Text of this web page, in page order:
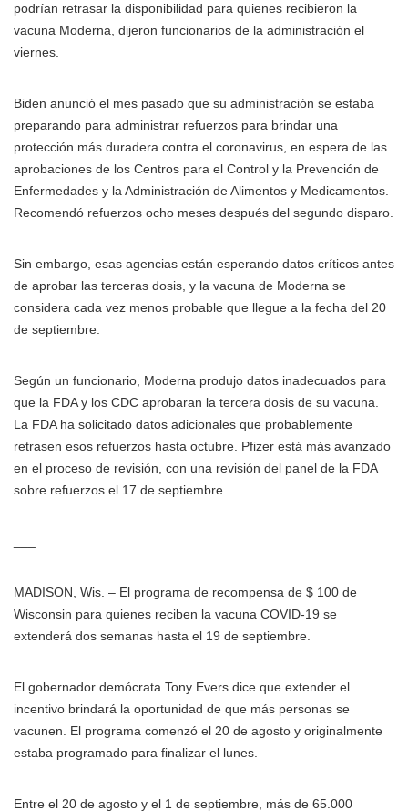
podrían retrasar la disponibilidad para quienes recibieron la
vacuna Moderna, dijeron funcionarios de la administración el
viernes.
Biden anunció el mes pasado que su administración se estaba
preparando para administrar refuerzos para brindar una
protección más duradera contra el coronavirus, en espera de las
aprobaciones de los Centros para el Control y la Prevención de
Enfermedades y la Administración de Alimentos y Medicamentos.
Recomendó refuerzos ocho meses después del segundo disparo.
Sin embargo, esas agencias están esperando datos críticos antes
de aprobar las terceras dosis, y la vacuna de Moderna se
considera cada vez menos probable que llegue a la fecha del 20
de septiembre.
Según un funcionario, Moderna produjo datos inadecuados para
que la FDA y los CDC aprobaran la tercera dosis de su vacuna.
La FDA ha solicitado datos adicionales que probablemente
retrasen esos refuerzos hasta octubre. Pfizer está más avanzado
en el proceso de revisión, con una revisión del panel de la FDA
sobre refuerzos el 17 de septiembre.
MADISON, Wis. – El programa de recompensa de $ 100 de
Wisconsin para quienes reciben la vacuna COVID-19 se
extenderá dos semanas hasta el 19 de septiembre.
El gobernador demócrata Tony Evers dice que extender el
incentivo brindará la oportunidad de que más personas se
vacunen. El programa comenzó el 20 de agosto y originalmente
estaba programado para finalizar el lunes.
Entre el 20 de agosto y el 1 de septiembre, más de 65.000